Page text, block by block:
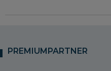
PREMIUMPARTNER